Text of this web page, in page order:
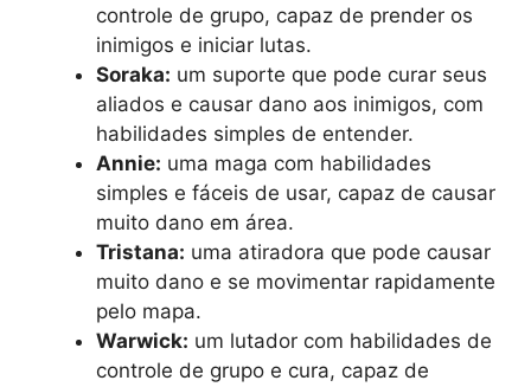
controle de grupo, capaz de prender os
inimigos e iniciar lutas.
Soraka: um suporte que pode curar seus
aliados e causar dano aos inimigos, com
habilidades simples de entender.
Annie: uma maga com habilidades
simples e fáceis de usar, capaz de causar
muito dano em área.
Tristana: uma atiradora que pode causar
muito dano e se movimentar rapidamente
pelo mapa.
Warwick: um lutador com habilidades de
controle de grupo e cura, capaz de